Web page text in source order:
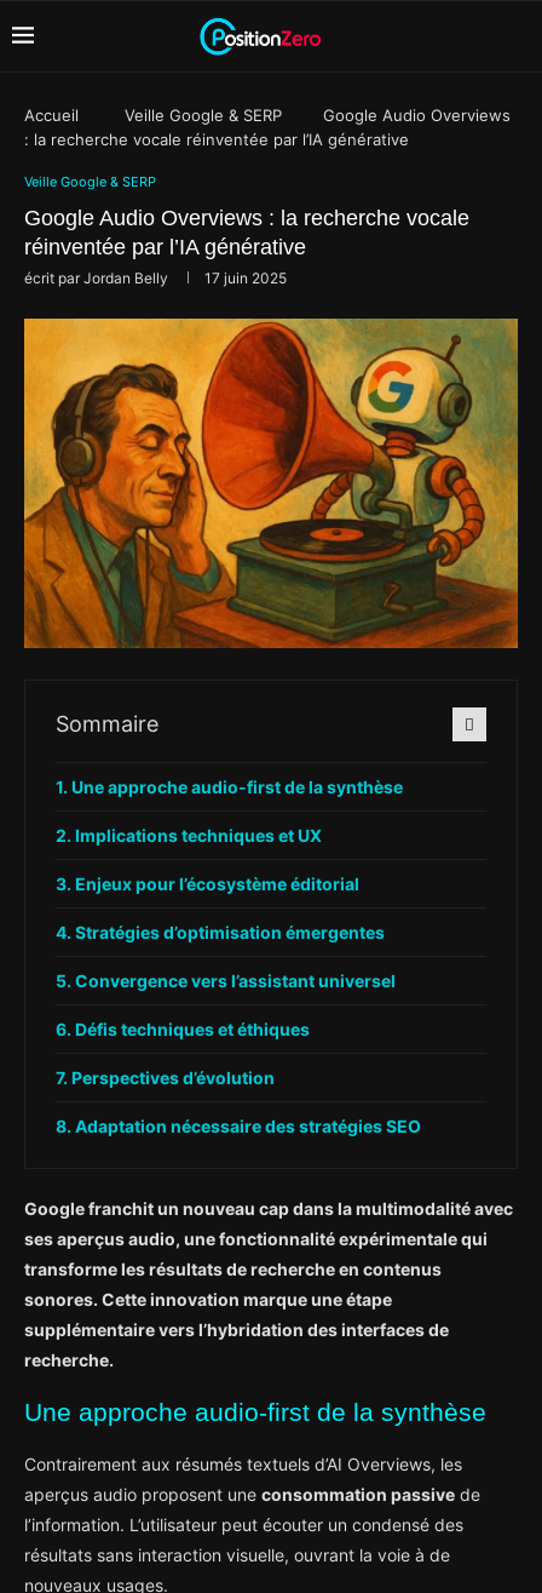
Accueil Veille Google & SERP
Google Audio Overviews
: la recherche vocale réinventée par l’IA générative
Veille Google & SERP
Google Audio Overviews : la recherche vocale
réinventée par l’IA générative
écrit parJordan Belly 17 juin 2025
Sommaire
Une approche audio-first de la synthèse
Implications techniques et UX
Enjeux pour l’écosystème éditorial
Stratégies d’optimisation émergentes
Convergence vers l’assistant universel
Défis techniques et éthiques
Perspectives d’évolution
Adaptation nécessaire des stratégies SEO
Google franchit un nouveau cap dans la multimodalité avec
ses aperçus audio, une fonctionnalité expérimentale qui
transforme les résultats de recherche en contenus
sonores. Cette innovation marque une étape
supplémentaire vers l’hybridation des interfaces de
recherche.
Une approche audio-first de la synthèse
Contrairement aux résumés textuels d’AI Overviews, les
aperçus audio proposent une consommation passive de
l’information. L’utilisateur peut écouter un condensé des
résultats sans interaction visuelle, ouvrant la voie à de
nouveaux usages.